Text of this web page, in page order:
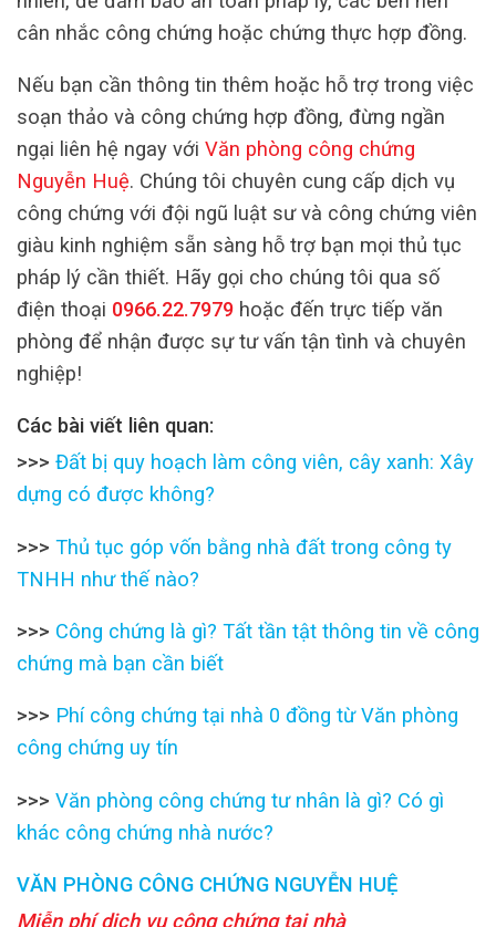
cân nhắc công chứng hoặc chứng thực hợp đồng.
Nếu bạn cần thông tin thêm hoặc hỗ trợ trong việc
soạn thảo và công chứng hợp đồng, đừng ngần
ngại liên hệ ngay với Văn phòng công chứng
Nguyễn Huệ. Chúng tôi chuyên cung cấp dịch vụ
công chứng với đội ngũ luật sư và công chứng viên
giàu kinh nghiệm sẵn sàng hỗ trợ bạn mọi thủ tục
pháp lý cần thiết. Hãy gọi cho chúng tôi qua số
điện thoại 0966.22.7979 hoặc đến trực tiếp văn
phòng để nhận được sự tư vấn tận tình và chuyên
nghiệp!
Các bài viết liên quan:
>>> Đất bị quy hoạch làm công viên, cây xanh: Xây
dựng có được không?
>>> Thủ tục góp vốn bằng nhà đất trong công ty
TNHH như thế nào?
>>> Công chứng là gì? Tất tần tật thông tin về công
chứng mà bạn cần biết
>>> Phí công chứng tại nhà 0 đồng từ Văn phòng
công chứng uy tín
>>> Văn phòng công chứng tư nhân là gì? Có gì
khác công chứng nhà nước?
VĂN PHÒNG CÔNG CHỨNG NGUYỄN HUỆ
Miễn phí dịch vụ công chứng tại nhà